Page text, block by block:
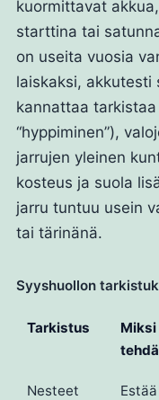
kuormittavat
starttina tai
on useita vuosia
laiskaksi, akkutesti
kannattaa
“hyppiminen”),
jarrujen yleinen
kosteus ja suola
jarru tuntuu usein
tai tärinänä.
Syyshuollon
Tarkistus
Miksi
Nesteet